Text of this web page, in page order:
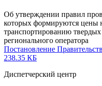
Об утверждении правил
которых формируются цены
транспортированию
регионального оператора
Постановление
238.35 КБ
Диспетчерский центр